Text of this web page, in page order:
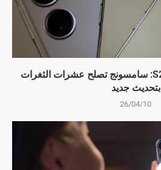
جالكسي S25، S24، S23: سامسونج تصلح عشرات الثغرات
بتحديث جديد
26/04/10